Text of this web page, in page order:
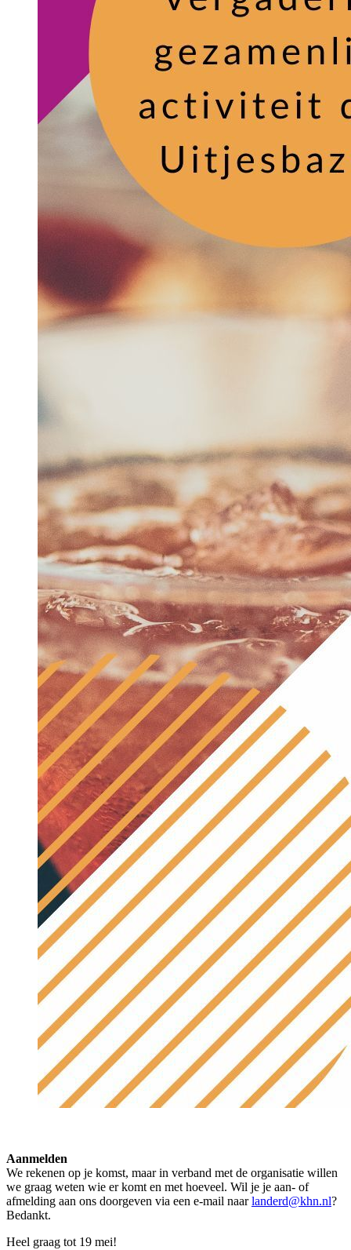
Aanmelden
We rekenen op je komst, maar in verband met de organisatie willen
we graag weten wie er komt en met hoeveel. Wil je je aan- of
afmelding aan ons doorgeven via een e-mail naarlanderd@khn.nl?
Bedankt.
Heel graag tot 19 mei!